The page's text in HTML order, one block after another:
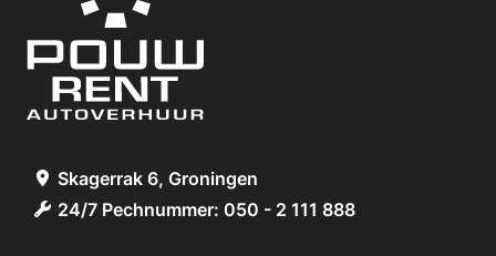
Skagerrak 6, Groningen
24/7 Pechnummer: 050 - 2 111 888